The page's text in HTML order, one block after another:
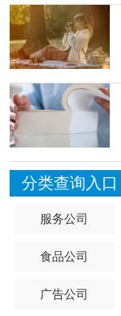
分类查询入口
服务公司
食品公司
广告公司